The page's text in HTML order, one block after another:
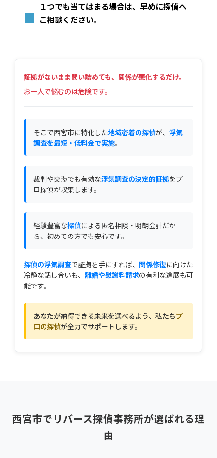
１つでも当てはまる場合は、早めに探偵へ
ご相談ください。
証拠がないまま問い詰めても、関係が悪化するだけ。
お一人で悩むのは危険です。
そこで西宮市に特化した地域密着の探偵が、 浮気
調査を最短・低料金で実施。
裁判や交渉でも有効な浮気調査の決定的証拠をプ
ロ探偵が収集します。
経験豊富な探偵による匿名相談・明朗会計だか
ら、初めての方でも安心です。
探偵の浮気調査で証拠を手にすれば、 関係修復に向けた
冷静な話し合いも、 離婚や慰謝料請求の有利な進展も可
能です。
あなたが納得できる未来を選べるよう、私たちプ
ロの探偵が全力でサポートします。
西宮市でリバース探偵事務所が選ばれる理
由